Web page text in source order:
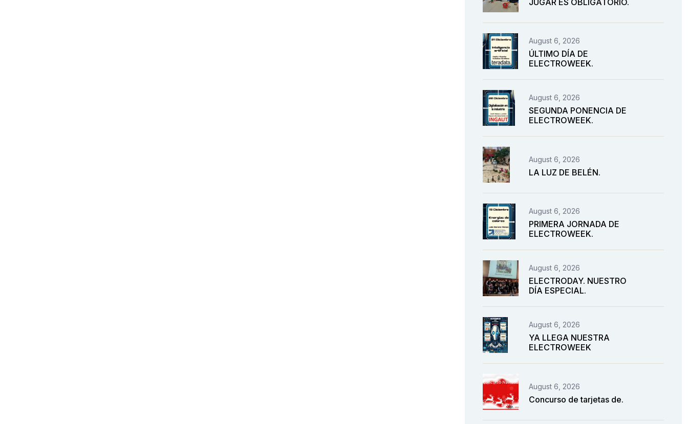
August 6, 2026
ÚLTIMO DÍA DE
ELECTROWEEK.
August 6, 2026
SEGUNDA PONENCIA DE
ELECTROWEEK.
August 6, 2026
LA LUZ DE BELÉN.
August 6, 2026
PRIMERA JORNADA DE
ELECTROWEEK.
August 6, 2026
ELECTRODAY. NUESTRO
DÍA ESPECIAL.
August 6, 2026
YA LLEGA NUESTRA
ELECTROWEEK
August 6, 2026
Concurso de tarjetas de.